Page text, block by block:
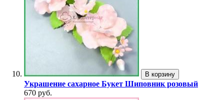
В корзину
Украшение сахарное Букет Шиповник розовый
670 руб.